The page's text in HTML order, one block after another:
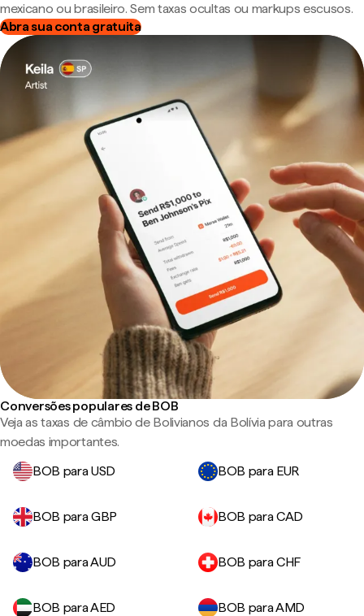
mexicano ou brasileiro. Sem taxas ocultas ou markups escusos.
Abra sua conta gratuita
Conversões populares de BOB
Veja as taxas de câmbio de Bolivianos da Bolívia para outras
moedas importantes.
BOB para USD
BOB para EUR
BOB para GBP BOB para CAD
BOB para AUD BOB para CHF
BOB para AED
BOB para AMD